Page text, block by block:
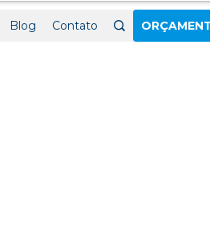
Blog Contato